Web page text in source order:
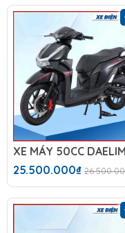
25.500.000₫